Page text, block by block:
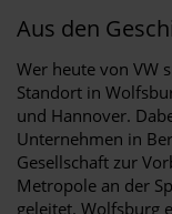
Aus den
Wer heute von VW
Standort in
und Hannover.
Unternehmen in
Gesellschaft zur
Metropole an der
geleitet. Wolfsburg